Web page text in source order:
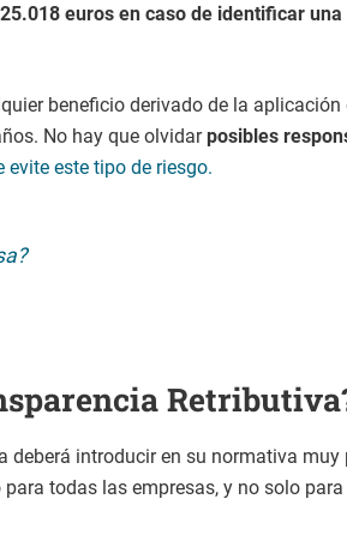
euros en caso de identificar
beneficio derivado de la
No hay que olvidarposibles
este tipo de riesgo.
introducir en su normativa
todas las empresas, y no solo